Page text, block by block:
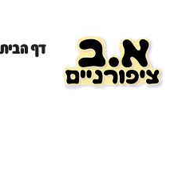
דף הבית